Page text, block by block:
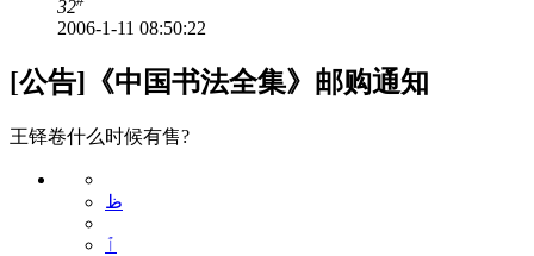
32
2006-1-11 08:50:22
[公告]《中国书法全集》邮购通知
王铎卷什么时候有售?
ظ
ٱ